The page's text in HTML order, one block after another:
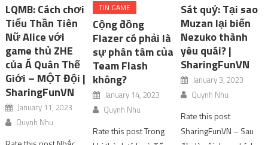
LQMB: Cách chơi
Tiểu Thần Tiên
Nữ Alice với
game thủ ZHE
của Á Quân Thế
Giới – MỘT Đội |
SharingFunVN
January 11, 2023
Quynh Nhu
TIN GAME
Cộng đồng
Flazer có phải là
sự phân tâm của
Team Flash
không?
January 14, 2023
Quynh Nhu
Rate this post Trong
Sát quỷ: Tại sao
Muzan lại biến
Nezuko thành
yêu quái? |
SharingFunVN
January 3, 2023
Quynh Nhu
Rate this post
SharingFunVN – Sau